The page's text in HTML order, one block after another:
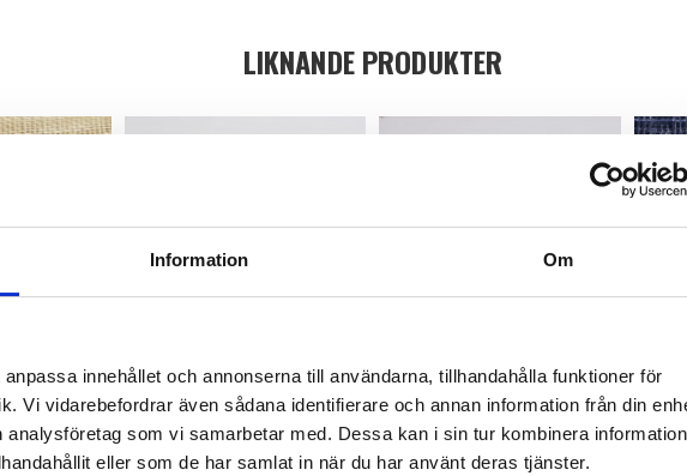
Information Om
innehållet och annonserna till användarna, tillhandahålla funktioner för
Vi vidarebefordrar även sådana identifierare och annan information från din
som vi samarbetar med. Dessa kan i sin tur kombinera
eller som de har samlat in när du har använt deras tjänster.
LIKNANDE PRODUKTER
–
se pris
P-Sisal/cap
PARASISAL – CAPLIN
Logga in för att se pris
P-Sisal/LKCap
PARASISAL – CAPLIN/EXTRA
LÅG KULLE
Logga in för att se pris